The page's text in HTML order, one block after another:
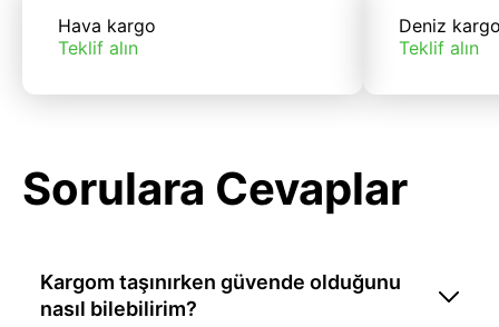
Hava kargo
Teklif alın
Deniz
Teklif alın
Sorulara Cevaplar
Kargom taşınırken güvende olduğunu
nasıl bilebilirim?